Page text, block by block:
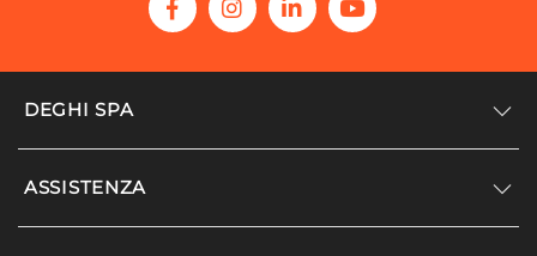
DEGHI SPA
Accedi/Registrati
ASSISTENZA